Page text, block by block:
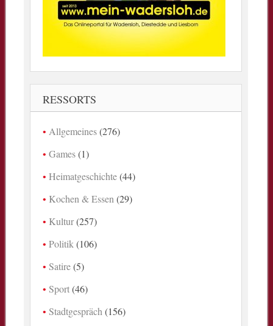
RESSORTS
Allgemeines(276)
Games(1)
Heimatgeschichte(44)
Kochen & Essen (29)
Kultur(257)
Politik (106)
Satire(5)
Sport(46)
Stadtgespräch (156)